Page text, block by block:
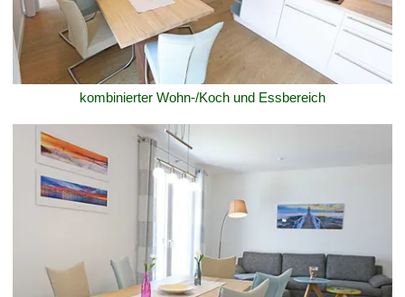
kombinierter Wohn-/Koch und Essbereich